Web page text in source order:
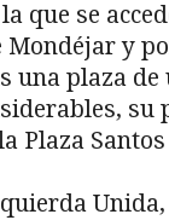
que se
Mondéjar y
una plaza de
su
Plaza